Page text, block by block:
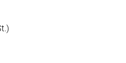
bedeuten aus
nur, dass der lange
sondern auch, dass die
abläuft und strengen,